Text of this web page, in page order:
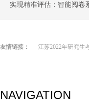
实现精准评估：智能阅卷
友情链接： 江苏2022年研究生
NAVIGATION